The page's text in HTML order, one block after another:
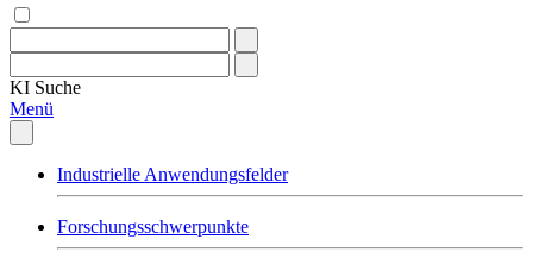
KI Suche
Menü
Industrielle Anwendungsfelder
Forschungsschwerpunkte